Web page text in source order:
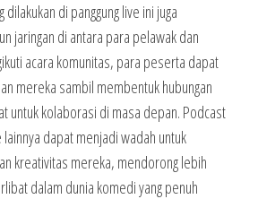
di panggung live ini juga
jaringan di antara para pelawak dan
acara komunitas, para peserta dapat
mereka sambil membentuk hubungan
untuk kolaborasi di masa depan. Podcast
dapat menjadi wadah untuk
kreativitas mereka, mendorong lebih
dalam dunia komedi yang penuh